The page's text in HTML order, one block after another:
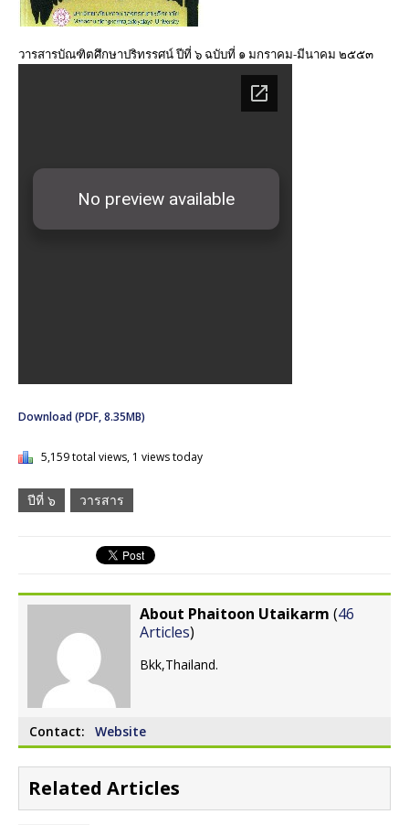
๒๕๖๑
วารสารบัณฑิตศึกษาปริทรรศน์ ปีที่ ๖ ฉบับที่ ๑ มกราคม-มีนาคม ๒๕๕๓
Download (PDF, 8.35MB)
5,159 total views, 1 views today
ปีที่ ๖ วารสาร
About Phaitoon Utaikarm (46
Articles)
Bkk,Thailand.
Contact: Website
Related Articles